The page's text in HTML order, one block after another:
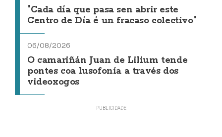
"Cada día que pasa sen abrir este
Centro de Día é un fracaso colectivo"
06/08/2026
O camariñán Juan de Lilium tende
pontes coa lusofonía a través dos
videoxogos